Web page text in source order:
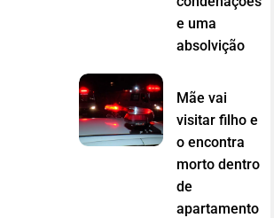
e uma
absolvição
Mãe vai
visitar filho e
o encontra
morto dentro
de
apartamento